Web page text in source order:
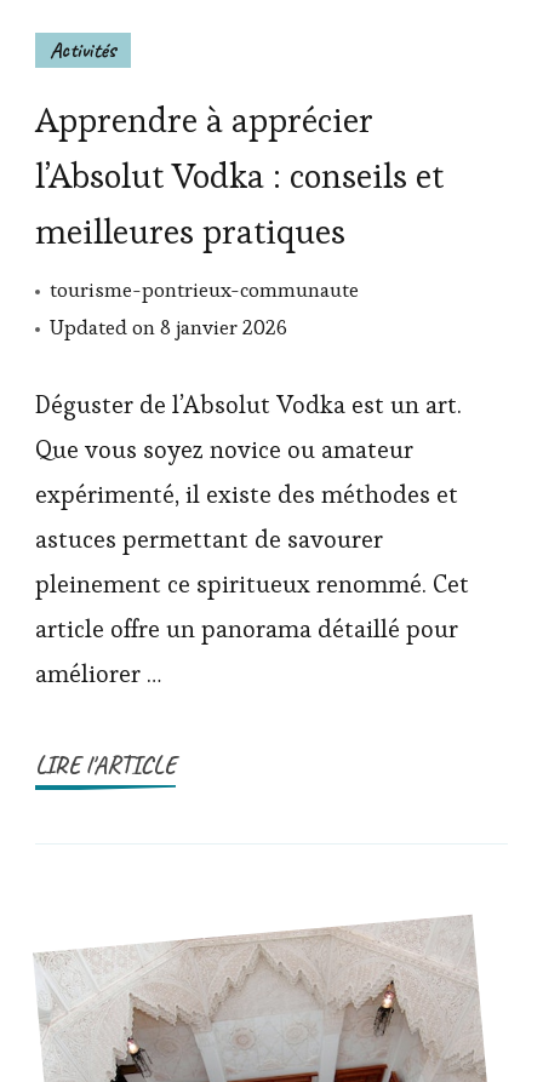
Activités
Apprendre à apprécier
l’Absolut Vodka : conseils et
meilleures pratiques
tourisme-pontrieux-communaute
Updated on8 janvier 2026
Déguster de l’Absolut Vodka est un art.
Que vous soyez novice ou amateur
expérimenté, il existe des méthodes et
astuces permettant de savourer
pleinement ce spiritueux renommé. Cet
article offre un panorama détaillé pour
améliorer …
LIRE l'ARTICLE